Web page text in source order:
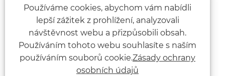
Používáme cookies, abychom vám nabídli
lepší zážitek z prohlížení, analyzovali
návštěvnost webu a přizpůsobili obsah.
Používáním tohoto webu souhlasíte s naším
používáním souborů cookie.Zásady ochrany
osobních údajů